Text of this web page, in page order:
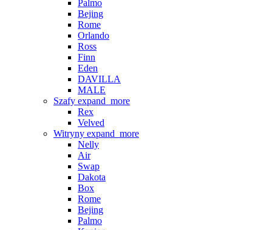
Palmo
Bejing
Rome
Orlando
Ross
Finn
Eden
DAVILLA
MALE
Szafy expand_more
Rex
Velved
Witryny expand_more
Nelly
Air
Swap
Dakota
Box
Rome
Bejing
Palmo